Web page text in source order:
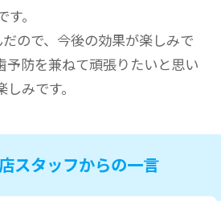
。
ので、今後の効果が楽しみで
予防を兼ねて頑張りたいと思い
みです。
スタッフからの一言